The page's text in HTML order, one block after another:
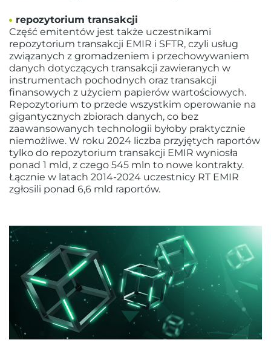
repozytorium transakcji
Część emitentów jest także uczestnikami
repozytorium transakcji EMIR i SFTR, czyli usług
związanych z gromadzeniem i przechowywaniem
danych dotyczących transakcji zawieranych w
instrumentach pochodnych oraz transakcji
finansowych z użyciem papierów wartościowych.
Repozytorium to przede wszystkim operowanie na
gigantycznych zbiorach danych, co bez
zaawansowanych technologii byłoby praktycznie
niemożliwe. W roku 2024 liczba przyjętych raportów
tylko do repozytorium transakcji EMIR wyniosła
ponad 1 mld, z czego 545 mln to nowe kontrakty.
Łącznie w latach 2014-2024 uczestnicy RT EMIR
zgłosili ponad 6,6 mld raportów.